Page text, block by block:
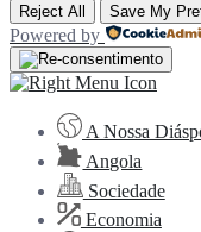
Reject All Save My
Powered by
A Nossa
Angola
Sociedade
Economia